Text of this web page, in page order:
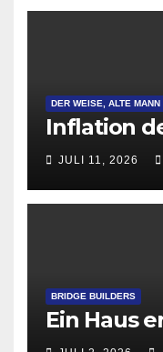
DER WEISE, ALTE MANN
Inflation
JULI 11, 2026
BRIDGE BUILDERS
Ein Haus